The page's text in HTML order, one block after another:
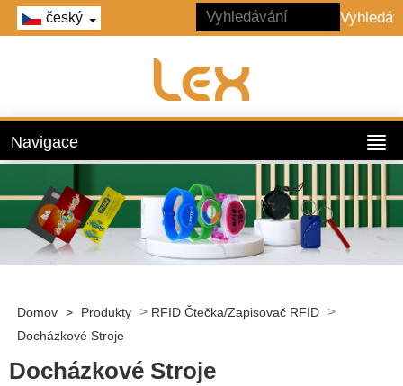
český
Navigace
Domov > Produkty > RFID Čtečka/zapisovač RFID >
Docházkové Stroje
Docházkové Stroje